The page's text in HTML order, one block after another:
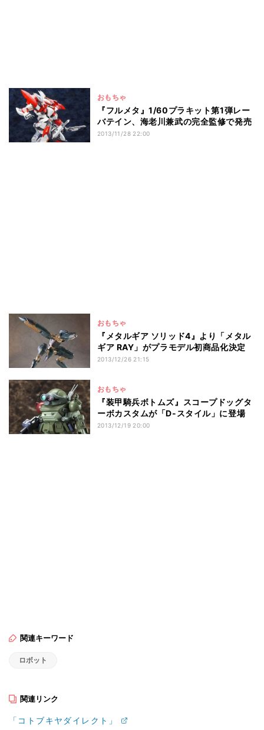
おもちゃ
『フルメタ』1/60プラキット第1弾レー
バテイン、海老川兼武の完全監修で発売
2013/11/28 22:00
おもちゃ
『メタルギア ソリッド4』より「メタル
ギア RAY」がプラモデル初商品化決定
2013/12/26 21:15
おもちゃ
『装甲騎兵ボトムズ』スコープドッグタ
ーボカスタムが「D-スタイル」に登場
2013/12/19 20:00
関連キーワード
ロボット
関連リンク
「コトブキヤダイレクト」